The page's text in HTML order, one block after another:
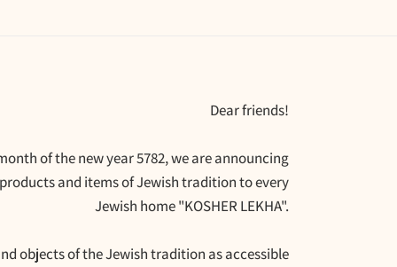
Dear friends!
of the new year 5782, we are announcing
and items of Jewish tradition to every
Jewish home "KOSHER LEKHA".
objects of the Jewish tradition as accessible